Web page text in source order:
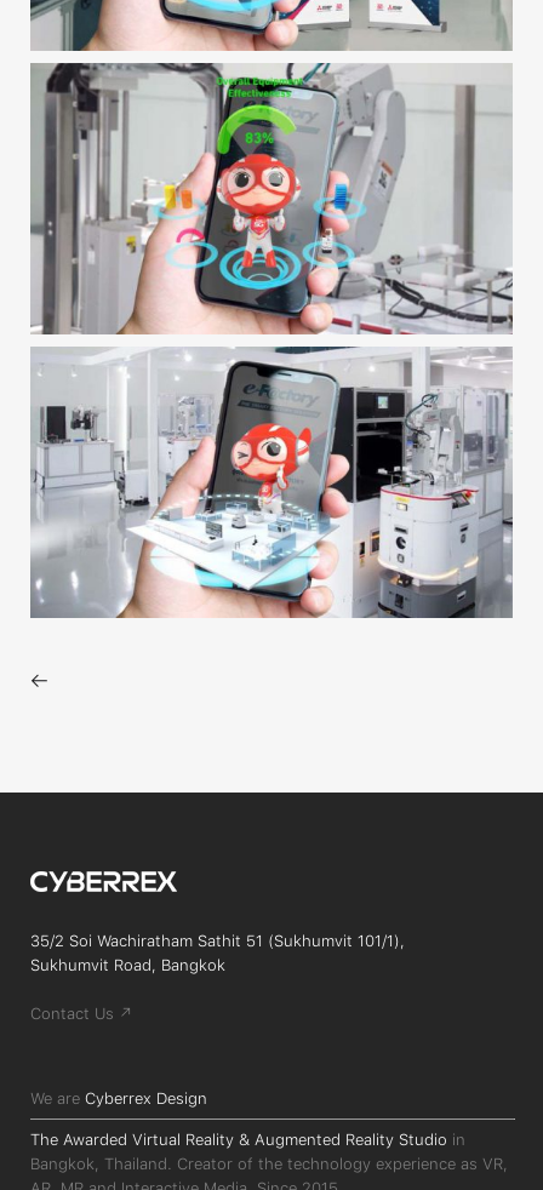
←
35/2 Soi Wachiratham Sathit 51 (Sukhumvit 101/1),
Sukhumvit Road, Bangkok
Contact Us ↗
We are Cyberrex Design
The Awarded Virtual Reality & Augmented Reality Studio in
Bangkok, Thailand. Creator of the technology experience as VR,